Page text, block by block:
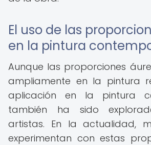
El uso de las
en la pintura
Aunque las proporciones
ampliamente en la pintura
aplicación en la pintura
también ha sido
artistas. En la actualidad,
experimentan con estas